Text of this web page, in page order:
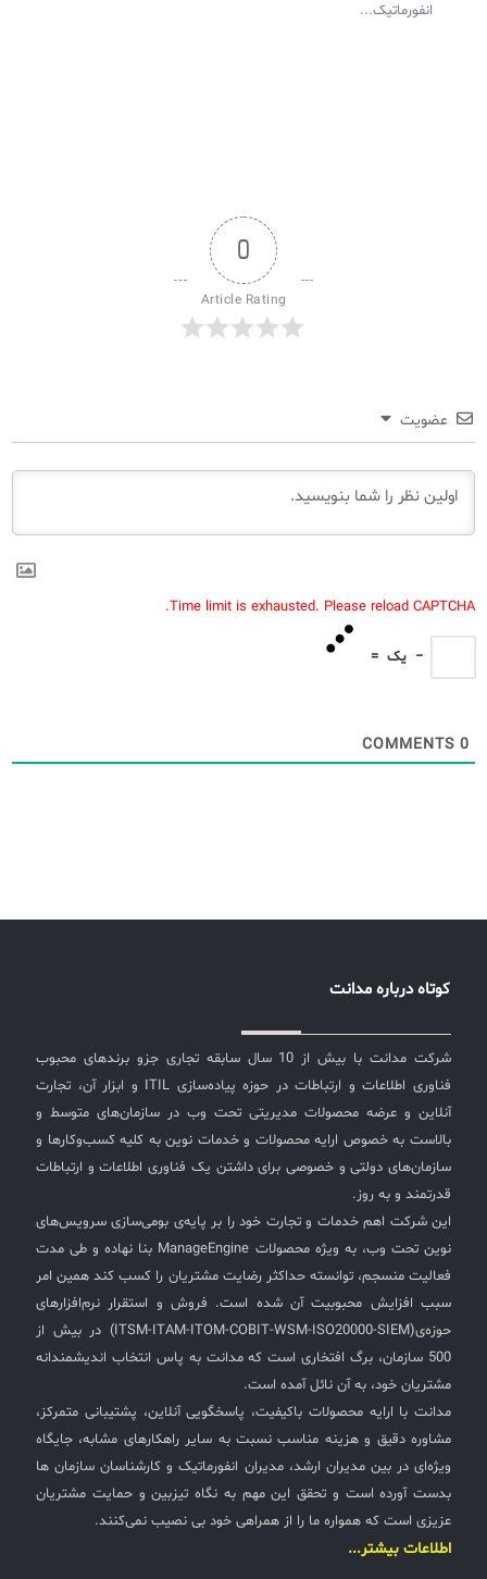
انفورماتیک...
0
Article Rating
عضویت
Time limit is exhausted. Please reload CAPTCHA.
− یک =
0
کوتاه درباره مدانت
شرکت مدانت با بیش از 10 سال سابقه تجاری جزو برندهای محبوب
فناوری اطلاعات و ارتباطات در حوزه پیاده‌سازی ITIL و ابزار آن، تجارت
آنلاین و عرضه محصولات مدیریتی تحت وب در سازمان‌های متوسط و
بالاست به خصوص ارایه محصولات و خدمات نوین به کلیه کسب‌وکارها و
سازمان‌های دولتی و خصوصی برای داشتن یک فناوری اطلاعات و ارتباطات
قدرتمند و به روز.
این شرکت اهم خدمات و تجارت خود را بر پایه‌ی بومی‌سازی سرویس‌های
نوین تحت وب، به ویژه محصولات ManageEngine بنا نهاده و طی مدت
فعالیت منسجم، توانسته حداکثر رضایت مشتریان را کسب کند همین امر
سبب افزایش محبوبیت آن شده است. فروش و استقرار نرم‌افزارهای
حوزه‌ی(ITSM-ITAM-ITOM-COBIT-WSM-ISO20000-SIEM) در بیش از
500 سازمان، برگ افتخاری است که مدانت به پاس انتخاب اندیشمندانه
مشتریان خود، به آن نائل آمده است.
مدانت با ارایه محصولات باکیفیت، پاسخگویی آنلاین، پشتیبانی متمرکز،
مشاوره دقیق و هزینه مناسب نسبت به سایر راهکارهای مشابه، جایگاه
ویژه‌ای در بین مدیران ارشد، مدیران انفورماتیک و کارشناسان سازمان ها
بدست آورده است و تحقق این مهم به نگاه تیزبین و حمایت مشتریان
عزیزی است که همواره ما را از همراهی خود بی نصیب نمی‌کنند.
اطلاعات بیشتر...